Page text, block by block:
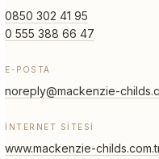
0850 302 41 95
0 555 388 66 47
E-POSTA
noreply@mackenzie-
İNTERNET SITESI
www.mackenzie-